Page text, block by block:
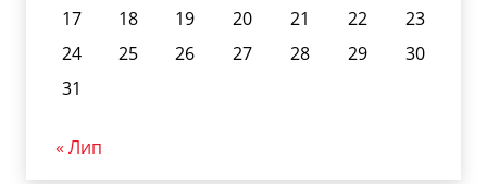
17
18 19 20 21 22
23
24
25 26 27 28 29
30
31
« Лип